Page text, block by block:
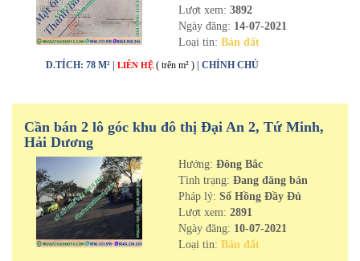
Lượt xem: 3892
Ngày đăng: 14-07-2021
Loại tin: Bán đất
D.TÍCH: 78 M² | LIÊN HỆ ( trên m² ) | CHÍNH CHỦ
Cần bán 2 lô góc khu đô thị Đại An 2, Tứ Minh,
Hải Dương
Hướng: Đông Bắc
Tình trạng: Đang đăng bán
Pháp lý: Sổ Hồng Đầy Đủ
Lượt xem: 2891
Ngày đăng: 10-07-2021
Loại tin: Bán đất